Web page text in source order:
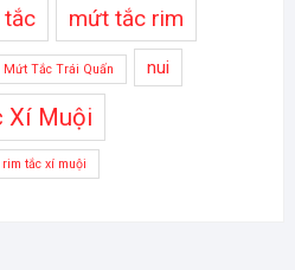
mứt tắc rim
Mứt Tắc Trái Quấn nui
Xí Muội
rim tắc xí muội